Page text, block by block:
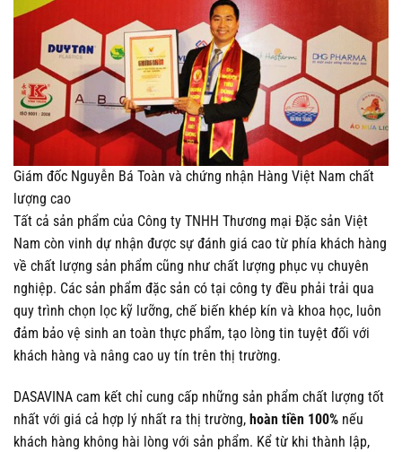
Giám đốc Nguyễn Bá Toàn và chứng nhận Hàng Việt Nam chất
lượng cao
Tất cả sản phẩm của Công ty TNHH Thương mại Đặc sản Việt
Nam còn vinh dự nhận được sự đánh giá cao từ phía khách hàng
về chất lượng sản phẩm cũng như chất lượng phục vụ chuyên
nghiệp. Các sản phẩm đặc sản có tại công ty đều phải trải qua
quy trình chọn lọc kỹ lưỡng, chế biến khép kín và khoa học, luôn
đảm bảo vệ sinh an toàn thực phẩm, tạo lòng tin tuyệt đối với
khách hàng và nâng cao uy tín trên thị trường.
DASAVINA cam kết chỉ cung cấp những sản phẩm chất lượng tốt
nhất với giá cả hợp lý nhất ra thị trường, hoàn tiền 100% nếu
khách hàng không hài lòng với sản phẩm. Kể từ khi thành lập,